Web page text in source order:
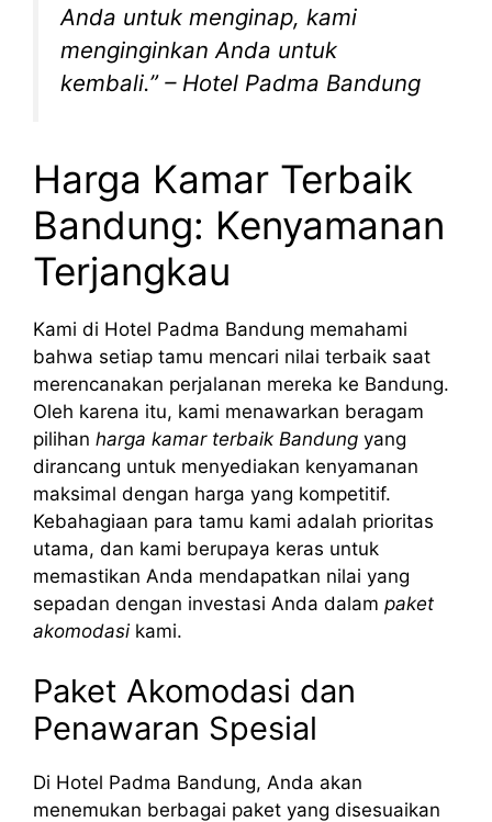
Anda untuk menginap, kami
menginginkan Anda untuk
kembali.” – Hotel Padma Bandung
Harga Kamar Terbaik
Bandung: Kenyamanan
Terjangkau
Kami di Hotel Padma Bandung memahami
bahwa setiap tamu mencari nilai terbaik saat
merencanakan perjalanan mereka ke Bandung.
Oleh karena itu, kami menawarkan beragam
pilihan harga kamar terbaik Bandung yang
dirancang untuk menyediakan kenyamanan
maksimal dengan harga yang kompetitif.
Kebahagiaan para tamu kami adalah prioritas
utama, dan kami berupaya keras untuk
memastikan Anda mendapatkan nilai yang
sepadan dengan investasi Anda dalam paket
akomodasikami.
Paket Akomodasi dan
Penawaran Spesial
Di Hotel Padma Bandung, Anda akan
menemukan berbagai paket yang disesuaikan